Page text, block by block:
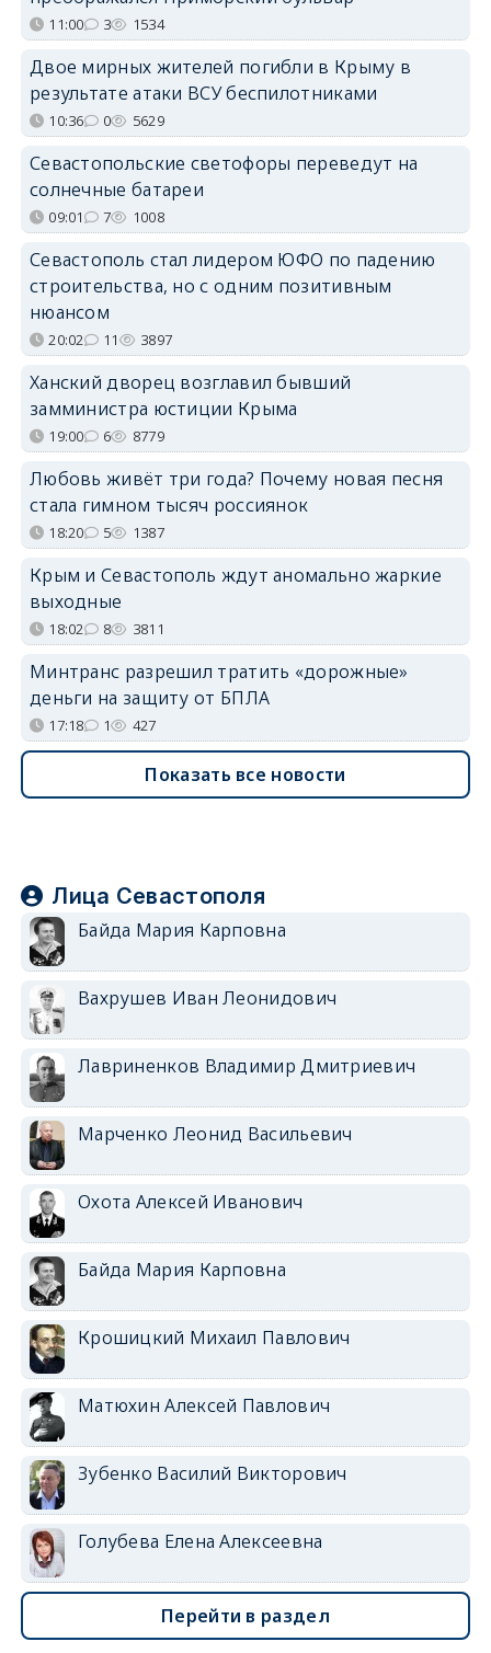
11:00 3 1534
Двое мирных жителей погибли в Крыму в
результате атаки ВСУ беспилотниками
10:36 0 5629
Севастопольские светофоры переведут на
солнечные батареи
09:01 7 1008
Севастополь стал лидером ЮФО по падению
строительства, но с одним позитивным
нюансом
20:02 11 3897
Ханский дворец возглавил бывший
замминистра юстиции Крыма
19:00 6 8779
Любовь живёт три года? Почему новая песня
стала гимном тысяч россиянок
18:20 5 1387
Крым и Севастополь ждут аномально жаркие
выходные
18:02 8 3811
Минтранс разрешил тратить «дорожные»
деньги на защиту от БПЛА
17:18 1 427
Показать все новости
Лица Севастополя
Байда Мария Карповна
Вахрушев Иван Леонидович
Лавриненков Владимир Дмитриевич
Марченко Леонид Васильевич
Охота Алексей Иванович
Байда Мария Карповна
Крошицкий Михаил Павлович
Матюхин Алексей Павлович
Зубенко Василий Викторович
Голубева Елена Алексеевна
Перейти в раздел